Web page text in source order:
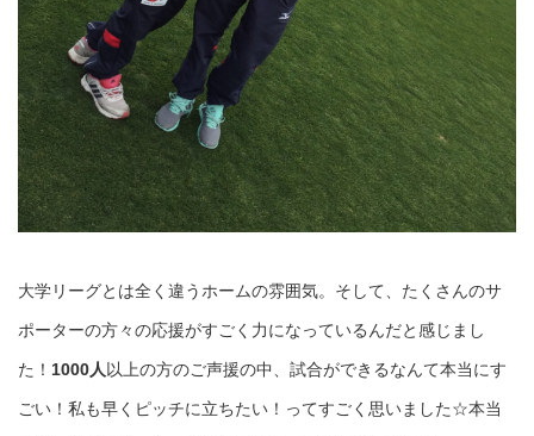
大学リーグとは全く違うホームの雰囲気。そして、たくさんのサ
ポーターの方々の応援がすごく力になっているんだと感じまし
た！ 1000人 以上の方のご声援の中、試合ができるなんて本当にす
ごい！私も早くピッチに立ちたい！ってすごく思いました☆本当